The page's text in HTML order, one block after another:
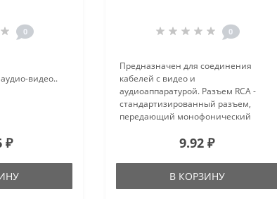
0
видео..
₽
0
Предназначен для соединения
кабелей с видео и
аудиоаппаратурой. Разъем RCA -
стандартизированный разъем,
передающий монофонический
кабель на видео и аудиотехнику:
входов и выходов), DVD-п..
9.92 ₽
В КОРЗИНУ